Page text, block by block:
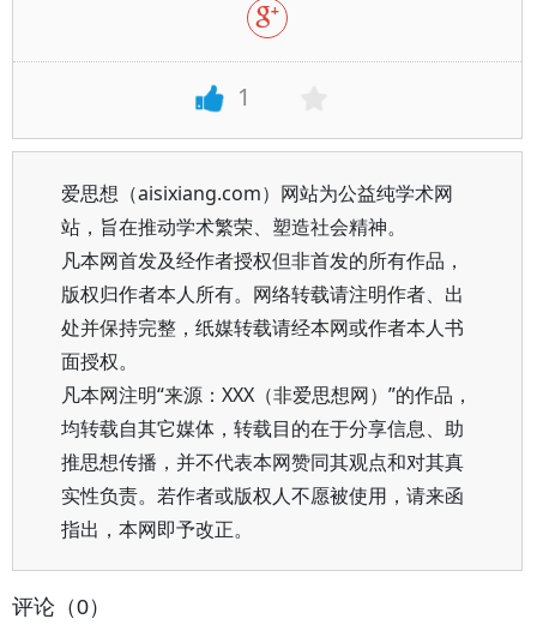
1
爱思想（aisixiang.com）网站为公益纯学术网
站，旨在推动学术繁荣、塑造社会精神。
凡本网首发及经作者授权但非首发的所有作品，
版权归作者本人所有。网络转载请注明作者、出
处并保持完整，纸媒转载请经本网或作者本人书
面授权。
凡本网注明“来源：XXX（非爱思想网）”的作品，
均转载自其它媒体，转载目的在于分享信息、助
推思想传播，并不代表本网赞同其观点和对其真
实性负责。若作者或版权人不愿被使用，请来函
指出，本网即予改正。
评论（0）